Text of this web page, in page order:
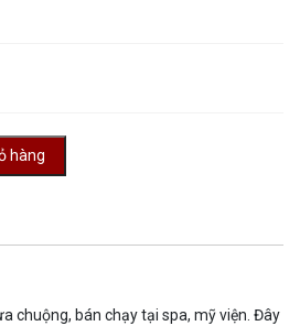
hàng
chuộng, bán chạy tại spa, mỹ viện. Đây